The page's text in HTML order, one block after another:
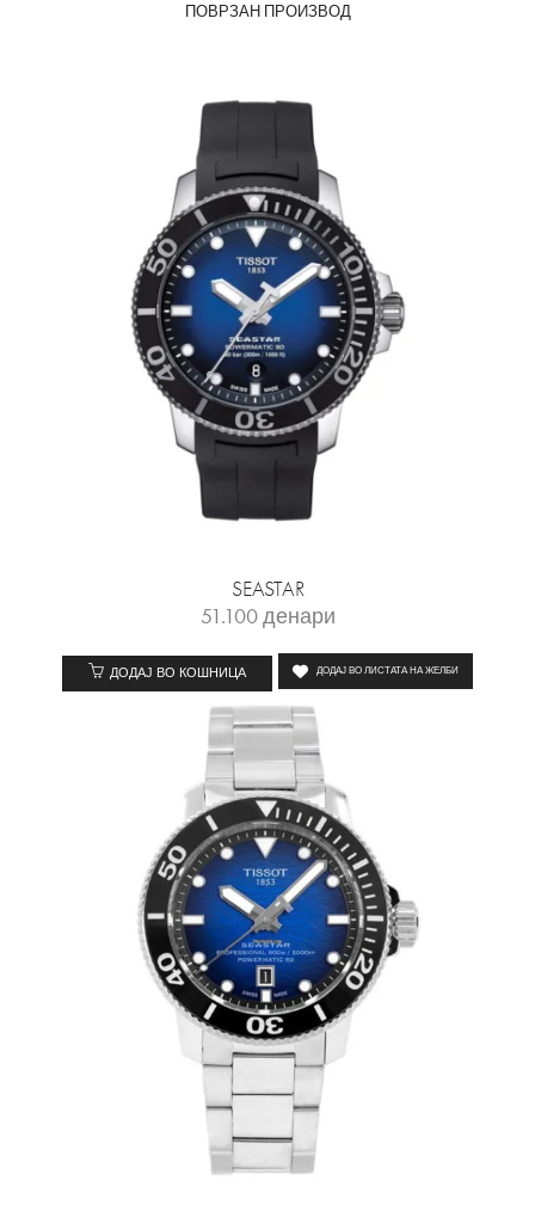
ПОВРЗАН ПРОИЗВОД
SEASTAR
51.100денари
ДОДАЈ ВО КОШНИЦА ДОДАЈ ВО ЛИСТАТА НА ЖЕЛБИ